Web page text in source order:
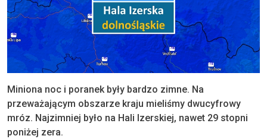
Miniona noc i poranek były bardzo zimne. Na
przeważającym obszarze kraju mieliśmy dwucyfrowy
mróz. Najzimniej było na Hali Izerskiej, nawet 29 stopni
poniżej zera.